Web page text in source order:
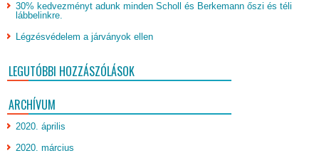
30% kedvezményt adunk minden Scholl és Berkemann őszi és téli
lábbelinkre.
Légzésvédelem a járványok ellen
LEGUTÓBBI HOZZÁSZÓLÁSOK
ARCHÍVUM
2020. április
2020. március